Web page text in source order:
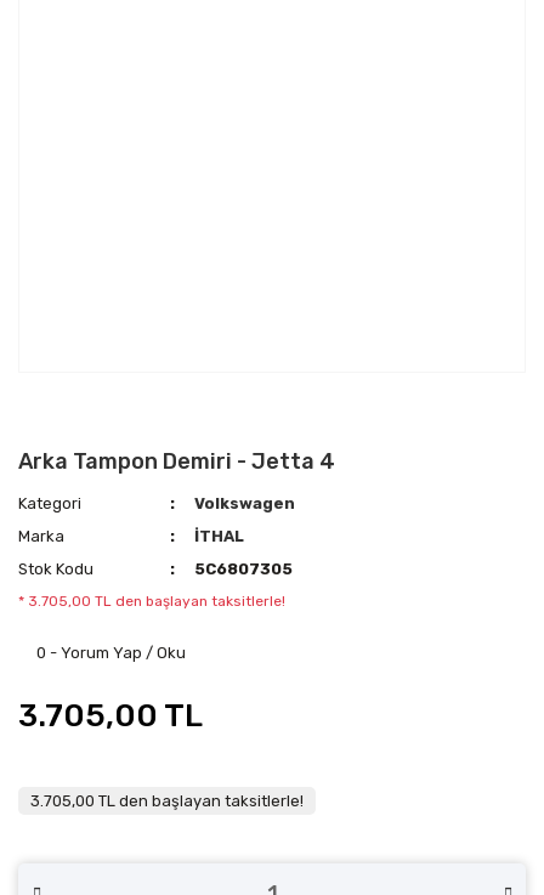
Arka Tampon Demiri - Jetta 4
Kategori
Volkswagen
Marka
İTHAL
Stok Kodu
5C6807305
* 3.705,00 TL den başlayan taksitlerle!
0 - Yorum Yap / Oku
3.705,00 TL
3.705,00 TL den başlayan taksitlerle!